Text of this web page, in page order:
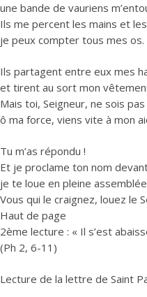
une bande de vauriens
Ils me percent les mains et
je peux compter tous mes os.
Ils partagent entre eux mes
et tirent au sort mon
Mais toi, Seigneur, ne sois pas
ô ma force, viens vite à mon
Tu m’as répondu !
Et je proclame ton nom
je te loue en pleine
Vous qui le craignez, louez le
Haut de page
2ème lecture : « Il s’est
(Ph 2, 6-11)
Lecture de la lettre de Saint